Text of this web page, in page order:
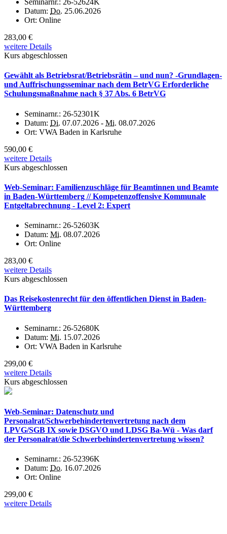
Seminarnr.: 26-52624K
Datum: Do. 25.06.2026
Ort: Online
283,00 €
weitere Details
Kurs abgeschlossen
Gewählt als Betriebsrat/Betriebsrätin – und nun? -Grundlagen-
und Auffrischungsseminar nach dem BetrVG Erforderliche
Schulungsmaßnahme nach § 37 Abs. 6 BetrVG
Seminarnr.: 26-52301K
Datum: Di. 07.07.2026 - Mi. 08.07.2026
Ort: VWA Baden in Karlsruhe
590,00 €
weitere Details
Kurs abgeschlossen
Web-Seminar: Familienzuschläge für Beamtinnen und Beamte
in Baden-Württemberg // Kompetenzoffensive Kommunale
Entgeltabrechnung - Level 2: Expert
Seminarnr.: 26-52603K
Datum: Mi. 08.07.2026
Ort: Online
283,00 €
weitere Details
Kurs abgeschlossen
Das Reisekostenrecht für den öffentlichen Dienst in Baden-
Württemberg
Seminarnr.: 26-52680K
Datum: Mi. 15.07.2026
Ort: VWA Baden in Karlsruhe
299,00 €
weitere Details
Kurs abgeschlossen
Web-Seminar: Datenschutz und
Personalrat/Schwerbehindertenvertretung nach dem
LPVG/SGB IX sowie DSGVO und LDSG Ba-Wü - Was darf
der Personalrat/die Schwerbehindertenvertretung wissen?
Seminarnr.: 26-52396K
Datum: Do. 16.07.2026
Ort: Online
299,00 €
weitere Details